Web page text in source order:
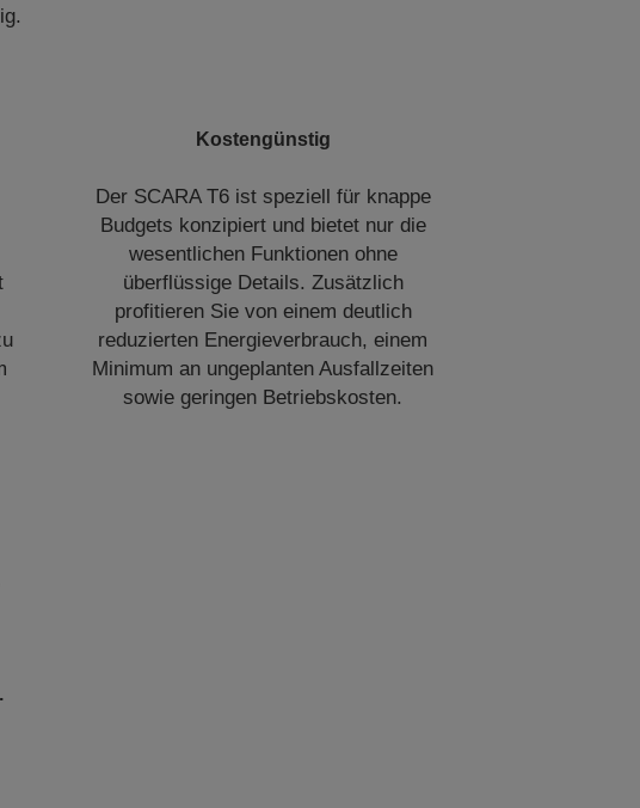
Kostengünstig
Der SCARA T6 ist speziell für knappe
Budgets konzipiert und bietet nur die
wesentlichen Funktionen ohne
überflüssige Details. Zusätzlich
profitieren Sie von einem deutlich
reduzierten Energieverbrauch, einem
Minimum an ungeplanten Ausfallzeiten
sowie geringen Betriebskosten.